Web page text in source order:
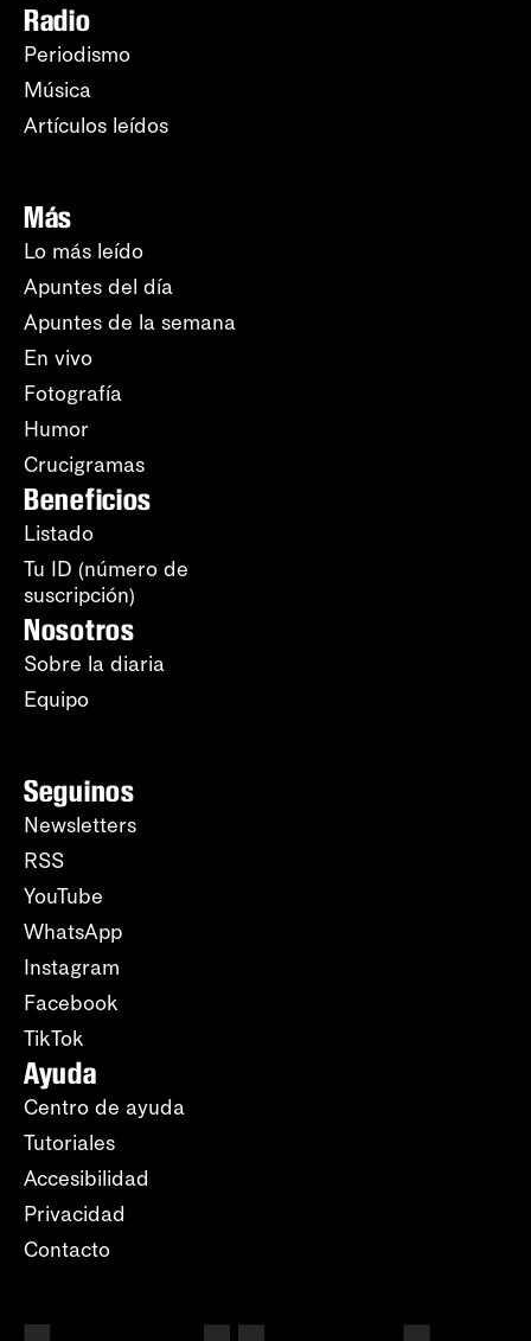
Radio
Periodismo
Música
Artículos leídos
Más
Lo más leído
Apuntes del día
Apuntes de la semana
En vivo
Fotografía
Humor
Crucigramas
Beneficios
Listado
Tu ID (número de
suscripción)
Nosotros
Sobre la diaria
Equipo
Seguinos
Newsletters
RSS
YouTube
WhatsApp
Instagram
Facebook
TikTok
Ayuda
Centro de ayuda
Tutoriales
Accesibilidad
Privacidad
Contacto